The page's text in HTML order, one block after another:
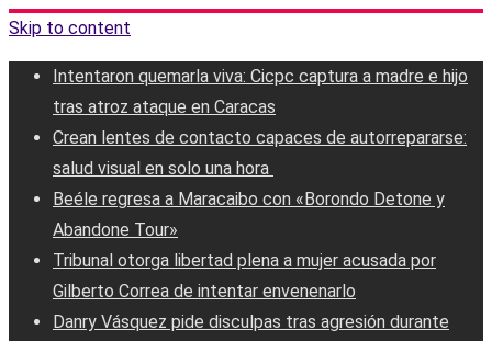
Skip to content
Intentaron quemarla viva: Cicpc captura a madre e hijo
tras atroz ataque en Caracas
Crean lentes de contacto capaces de autorrepararse:
salud visual en solo una hora ‎
Beéle regresa a Maracaibo con «Borondo Detone y
Abandone Tour»
Tribunal otorga libertad plena a mujer acusada por
Gilberto Correa de intentar envenenarlo
Danry Vásquez pide disculpas tras agresión durante